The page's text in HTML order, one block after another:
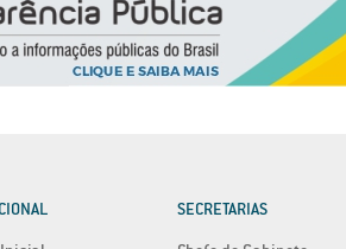
SECRETARIAS